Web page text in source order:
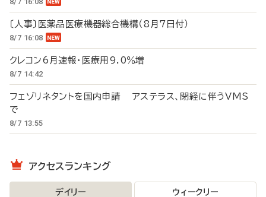
〔人事〕医薬品医療機器総合機構（8月7日付）
8/7 16:08
クレコン6月速報・医療用9.0％増
8/7 14:42
フェゾリネタントを国内申請 アステラス、閉経に伴うVMS
で
8/7 13:55
アクセスランキング
デイリー ウィークリー